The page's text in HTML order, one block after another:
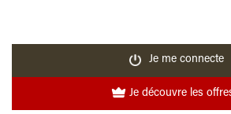
Je me connecte
Je découvre